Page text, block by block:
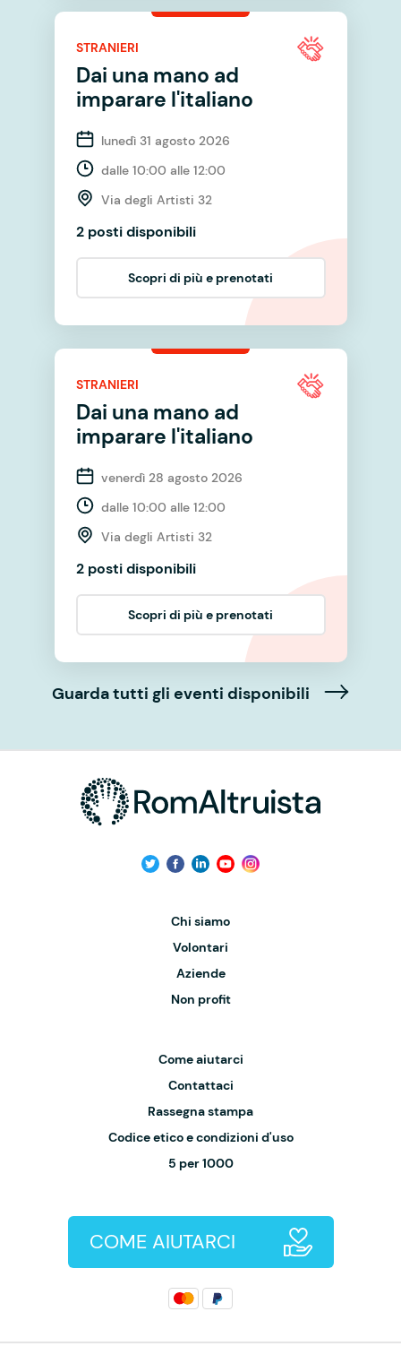
STRANIERI
Dai una mano ad
imparare l'italiano
lunedì 31 agosto 2026
dalle 10:00 alle 12:00
Via degli Artisti 32
2 posti disponibili
Scopri di più e prenotati
STRANIERI
Dai una mano ad
imparare l'italiano
venerdì 28 agosto 2026
dalle 10:00 alle 12:00
Via degli Artisti 32
2 posti disponibili
Scopri di più e prenotati
Guarda tutti gli eventi disponibili
Chi siamo
Volontari
Aziende
Non profit
Come aiutarci
Contattaci
Rassegna stampa
Codice etico e condizioni d'uso
5 per 1000
COME AIUTARCI